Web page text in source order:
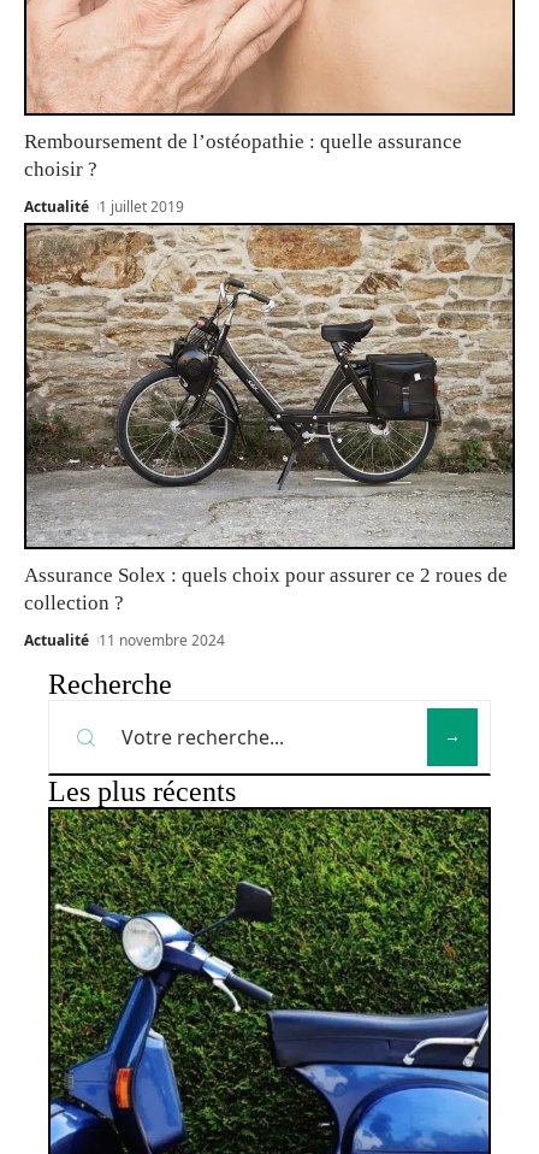
Remboursement de l’ostéopathie : quelle assurance
choisir ?
Actualité 1 juillet 2019
Assurance Solex : quels choix pour assurer ce 2 roues de
collection ?
Actualité 11 novembre 2024
Recherche
Les plus récents